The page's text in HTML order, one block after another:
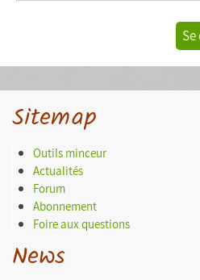
Sitemap
Outils minceur
Actualités
Forum
Abonnement
Foire aux questions
News